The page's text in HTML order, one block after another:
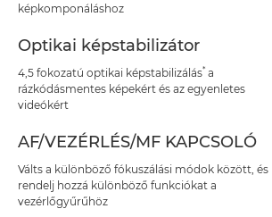
képkomponáláshoz
Optikai képstabilizátor
4,5 fokozatú optikai képstabilizálás* a
rázkódásmentes képekért és az egyenletes
videókért
AF/VEZÉRLÉS/MF KAPCSOLÓ
Válts a különböző fókuszálási módok között, és
rendelj hozzá különböző funkciókat a
vezérlőgyűrűhöz